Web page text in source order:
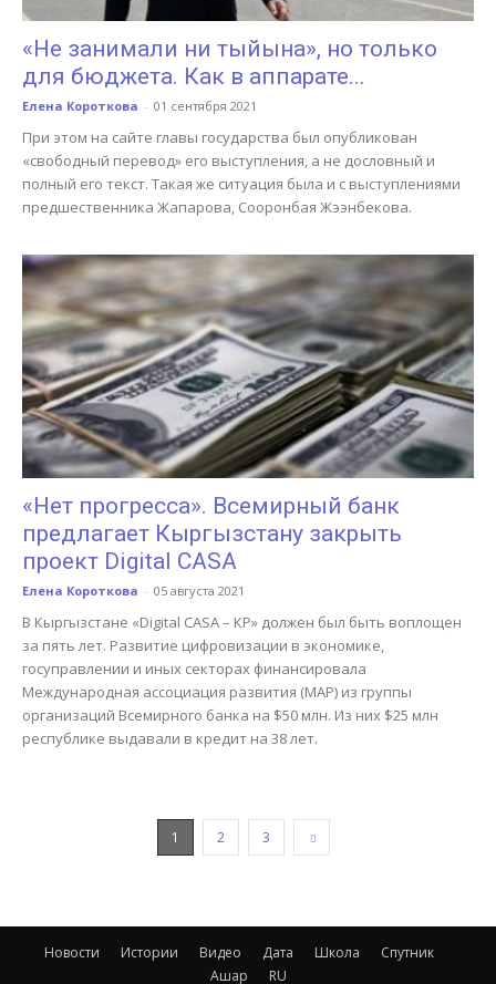
«Не занимали ни тыйына», но только
для бюджета. Как в аппарате...
Елена Короткова - 01 сентября 2021
При этом на сайте главы государства был опубликован
«свободный перевод» его выступления, а не дословный и
полный его текст. Такая же ситуация была и с выступлениями
предшественника Жапарова, Сооронбая Жээнбекова.
«Нет прогресса». Всемирный банк
предлагает Кыргызстану закрыть
проект Digital CASA
Елена Короткова - 05 августа 2021
В Кыргызстане «Digital CASA – КР» должен был быть воплощен
за пять лет. Развитие цифровизации в экономике,
госуправлении и иных секторах финансировала
Международная ассоциация развития (МАР) из группы
организаций Всемирного банка на $50 млн. Из них $25 млн
республике выдавали в кредит на 38 лет.
1 2 3
Новости Истории Видео Дата Школа
Спутник
Ашар
RU